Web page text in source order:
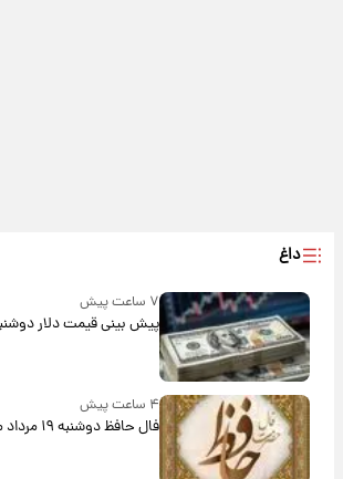
داغ
۷ ساعت پیش
پیش‌ بینی قیمت دلار دوشنبه ۱۹ مرداد ۱۴۰۵
۴ ساعت پیش
فال حافظ دوشنبه ۱۹ مرداد ماه ۱۴۰۵